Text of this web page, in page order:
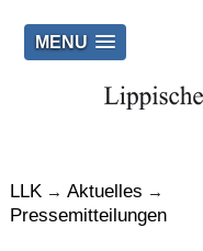
MENU
LLK → Aktuelles →
Pressemitteilungen